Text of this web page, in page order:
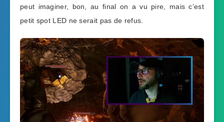
peut imaginer, bon, au final on a vu pire, mais c’est
petit spot LED ne serait pas de refus.